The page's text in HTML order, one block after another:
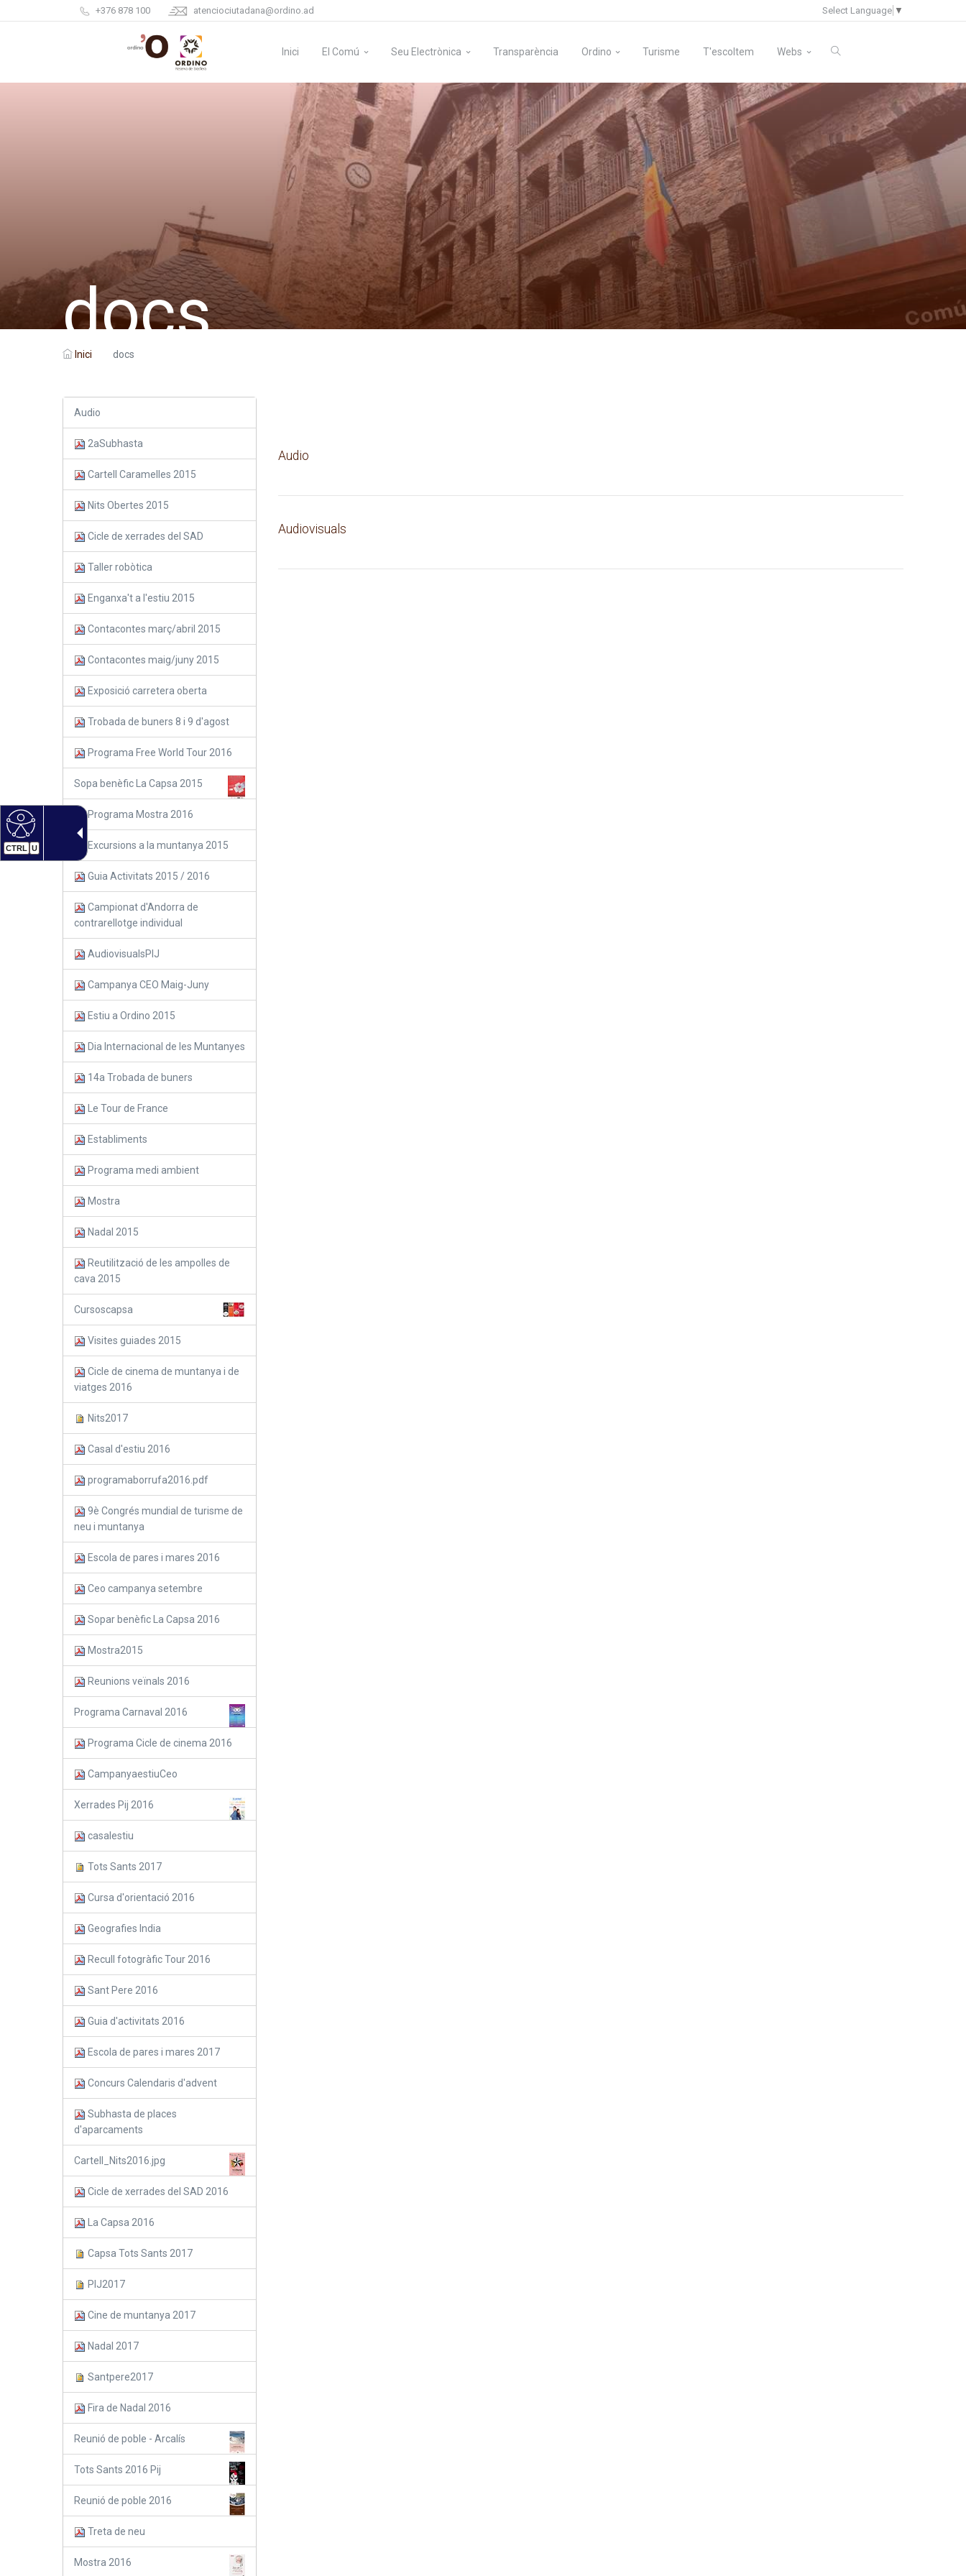
CTRL U
+376 878 100 atenciociutadana@ordino.ad Select Language ▼
Inici El Comú Seu Electrònica Transparència Ordino Turisme T'escoltem Webs
docs
Inici docs
Audio
2aSubhasta
Cartell Caramelles 2015
Nits Obertes 2015
Cicle de xerrades del SAD
Taller robòtica
Enganxa't a l'estiu 2015
Contacontes març/abril 2015
Contacontes maig/juny 2015
Exposició carretera oberta
Trobada de buners 8 i 9 d'agost
Programa Free World Tour 2016
Sopa benèfic La Capsa 2015
Programa Mostra 2016
Excursions a la muntanya 2015
Guia Activitats 2015 / 2016
Campionat d'Andorra de
contrarellotge individual
AudiovisualsPIJ
Campanya CEO Maig-Juny
Estiu a Ordino 2015
Dia Internacional de les Muntanyes
14a Trobada de buners
Le Tour de France
Establiments
Programa medi ambient
Mostra
Nadal 2015
Reutilització de les ampolles de
cava 2015
Cursoscapsa
Visites guiades 2015
Cicle de cinema de muntanya i de
viatges 2016
Nits2017
Casal d'estiu 2016
programaborrufa2016.pdf
9è Congrés mundial de turisme de
neu i muntanya
Escola de pares i mares 2016
Ceo campanya setembre
Sopar benèfic La Capsa 2016
Mostra2015
Reunions veïnals 2016
Programa Carnaval 2016
Programa Cicle de cinema 2016
CampanyaestiuCeo
Xerrades Pij 2016
casalestiu
Tots Sants 2017
Cursa d'orientació 2016
Geografies India
Recull fotogràfic Tour 2016
Sant Pere 2016
Guia d'activitats 2016
Escola de pares i mares 2017
Concurs Calendaris d'advent
Subhasta de places
d'aparcaments
Cartell_Nits2016.jpg
Cicle de xerrades del SAD 2016
La Capsa 2016
Capsa Tots Sants 2017
PIJ2017
Cine de muntanya 2017
Nadal 2017
Santpere2017
Fira de Nadal 2016
Reunió de poble - Arcalís
Tots Sants 2016 Pij
Reunió de poble 2016
Treta de neu
Mostra 2016
Audio
Audiovisuals